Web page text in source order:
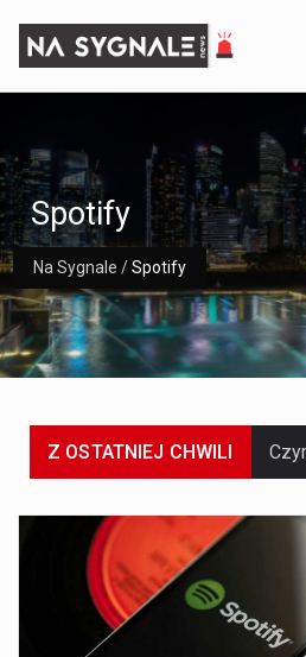
Na Sygnale /Spotify
Spotify
Z OSTATNIEJ CHWILI